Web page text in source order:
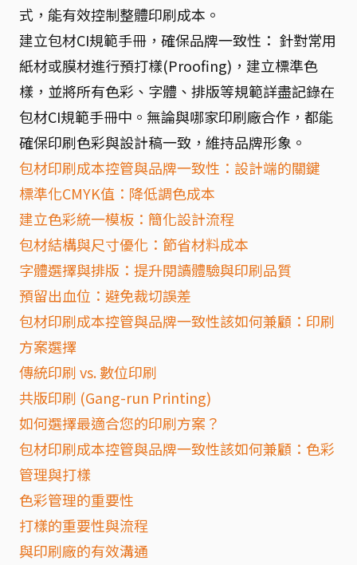
式，能有效控制整體印刷成本。
建立包材CI規範手冊，確保品牌一致性： 針對常用
紙材或膜材進行預打樣(Proofing)，建立標準色
樣，並將所有色彩、字體、排版等規範詳盡記錄在
包材CI規範手冊中。無論與哪家印刷廠合作，都能
確保印刷色彩與設計稿一致，維持品牌形象。
包材印刷成本控管與品牌一致性：設計端的關鍵
標準化CMYK值：降低調色成本
建立色彩統一模板：簡化設計流程
包材結構與尺寸優化：節省材料成本
字體選擇與排版：提升閱讀體驗與印刷品質
預留出血位：避免裁切誤差
包材印刷成本控管與品牌一致性該如何兼顧：印刷
方案選擇
傳統印刷 vs. 數位印刷
共版印刷 (Gang-run Printing)
如何選擇最適合您的印刷方案？
包材印刷成本控管與品牌一致性該如何兼顧：色彩
管理與打樣
色彩管理的重要性
打樣的重要性與流程
與印刷廠的有效溝通